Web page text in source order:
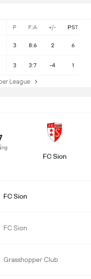
P F:A +/- PST
3 8:6 2 6
3 3:7 -4 1
League
FC Sion
FC Sion
FC Sion
Grasshopper Club